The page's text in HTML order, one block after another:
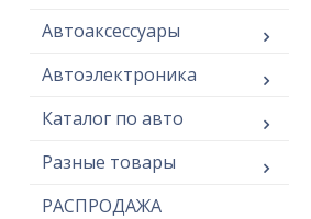
Автоаксессуары
Автоэлектроника
Каталог по авто
Разные товары
РАСПРОДАЖА